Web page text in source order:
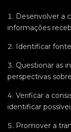
Desenvolver a
informações
Identificar
Questionar as
perspectivas
Verificar a
identificar
Promover a